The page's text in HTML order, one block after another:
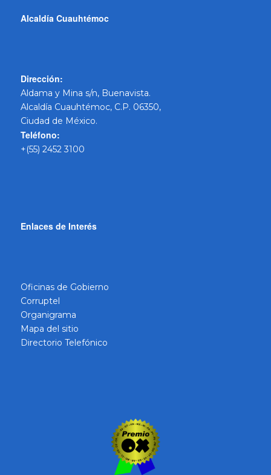
Alcaldía Cuauhtémoc
Dirección:
Aldama y Mina s/n, Buenavista.
Alcaldía Cuauhtémoc, C.P. 06350,
Ciudad de México.
Teléfono:
+(55) 2452 3100
Enlaces de Interés
Oficinas de Gobierno
Corruptel
Organigrama
Mapa del sitio
Directorio Telefónico